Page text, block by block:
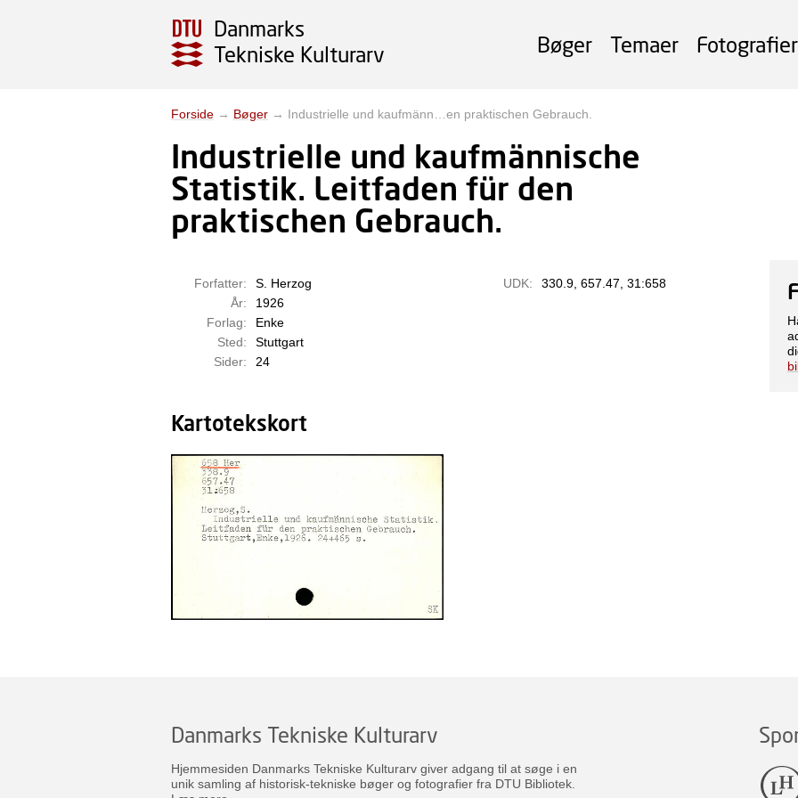
Danmarks
Tekniske Kulturarv
Bøger Temaer Fotografier
Forside → Bøger → Industrielle und kaufmänn…en praktischen Gebrauch.
Industrielle und kaufmännische
Statistik. Leitfaden für den
praktischen Gebrauch.
Forfatter:
S. Herzog
År:
1926
Forlag:
Enke
Sted:
Stuttgart
Sider:
24
UDK: 330.9, 657.47, 31:658
Kartotekskort
Danmarks Tekniske Kulturarv
Hjemmesiden Danmarks Tekniske Kulturarv giver adgang til at søge i en
unik samling af historisk-tekniske bøger og fotografier fra DTU Bibliotek.